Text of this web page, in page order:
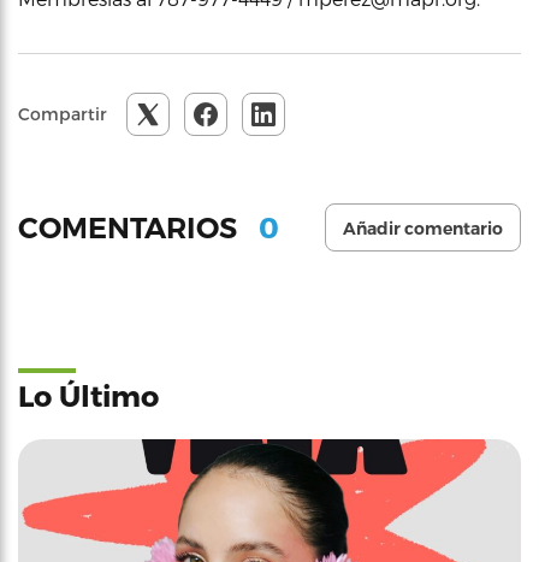
Compartir
COMENTARIOS 0 Añadir comentario
Lo Último